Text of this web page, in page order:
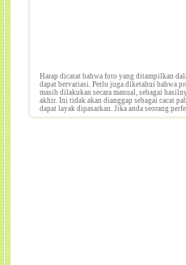
Harap dicatat bahwa foto yang ditampilkan
dapat bervariasi. Perlu juga diketahui bahwa
masih dilakukan secara manual, sebagai
akhir. Ini tidak akan dianggap sebagai cacat
dapat layak dipasarkan. Jika anda seorang